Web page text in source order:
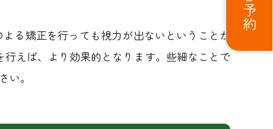
る矯正を行っても視力が出ないということが
えば、より効果的となります。些細なことで
。